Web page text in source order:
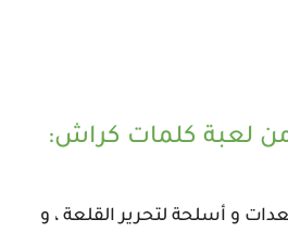
576 لدينا معدات و أسلحة لتحرير القلعة ، و